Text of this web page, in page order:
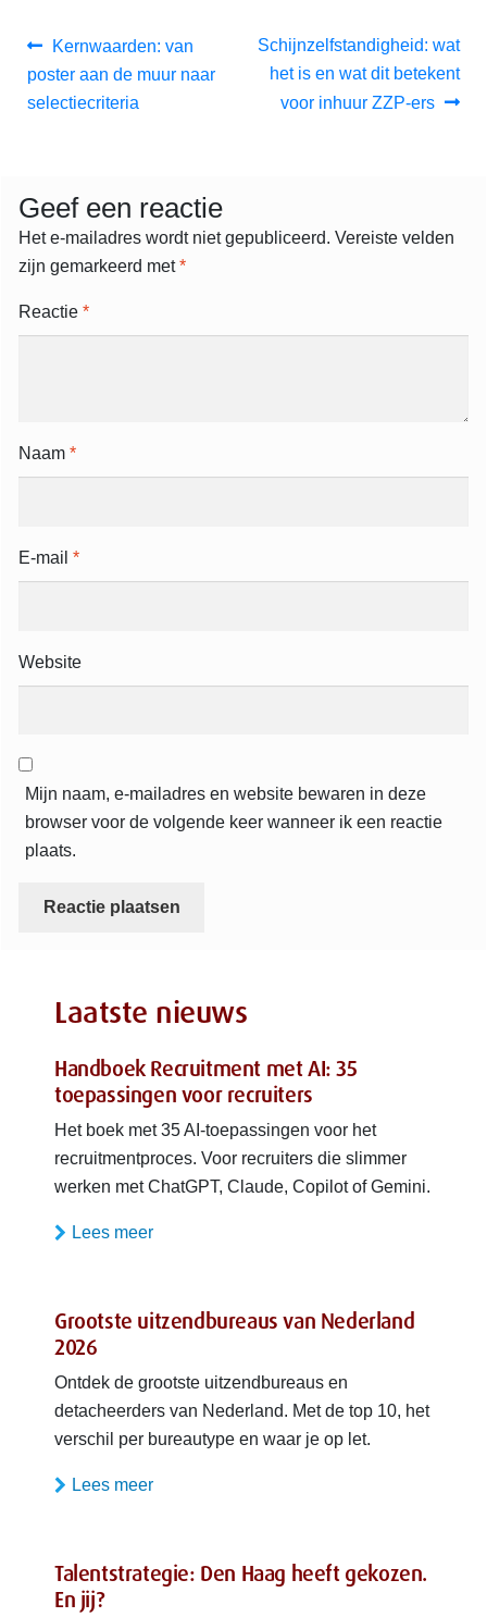
Berichtnavigatie
Vorig
bericht:
Kernwaarden: van
poster aan de muur naar
selectiecriteria
Volgend
bericht:
Schijnzelfstandigheid: wat
het is en wat dit betekent
voor inhuur ZZP-ers
Geef een reactie
Het e-mailadres wordt niet gepubliceerd. Vereiste velden
zijn gemarkeerd met*
Reactie *
Naam *
E-mail *
Website
Mijn naam, e-mailadres en website bewaren in deze
browser voor de volgende keer wanneer ik een reactie
plaats.
Laatste nieuws
Handboek Recruitment met AI: 35
toepassingen voor recruiters
Het boek met 35 AI-toepassingen voor het
recruitmentproces. Voor recruiters die slimmer
werken met ChatGPT, Claude, Copilot of Gemini.
Lees meer
Grootste uitzendbureaus van Nederland
2026
Ontdek de grootste uitzendbureaus en
detacheerders van Nederland. Met de top 10, het
verschil per bureautype en waar je op let.
Lees meer
Talentstrategie: Den Haag heeft gekozen.
En jij?